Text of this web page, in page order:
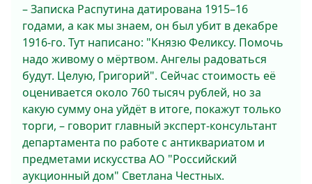
– Записка Распутина датирована 1915–16
годами, а как мы знаем, он был убит в декабре
1916-го. Тут написано: "Князю Феликсу. Помочь
надо живому о мёртвом. Ангелы радоваться
будут. Целую, Григорий". Сейчас стоимость её
оценивается около 760 тысяч рублей, но за
какую сумму она уйдёт в итоге, покажут только
торги, – говорит главный эксперт-консультант
департамента по работе с антиквариатом и
предметами искусства АО "Российский
аукционный дом" Светлана Честных.